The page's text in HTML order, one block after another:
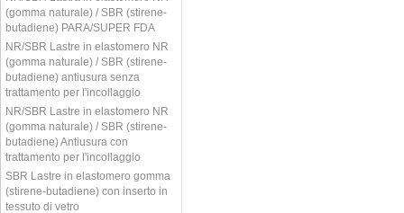
(gomma naturale) / SBR (stirene-
butadiene) PARA/SUPER FDA
NR/SBR Lastre in elastomero NR
(gomma naturale) / SBR (stirene-
butadiene) antiusura senza
trattamento per l'incollaggio
NR/SBR Lastre in elastomero NR
(gomma naturale) / SBR (stirene-
butadiene) Antiusura con
trattamento per l'incollaggio
SBR Lastre in elastomero gomma
(stirene-butadiene) con inserto in
tessuto di vetro